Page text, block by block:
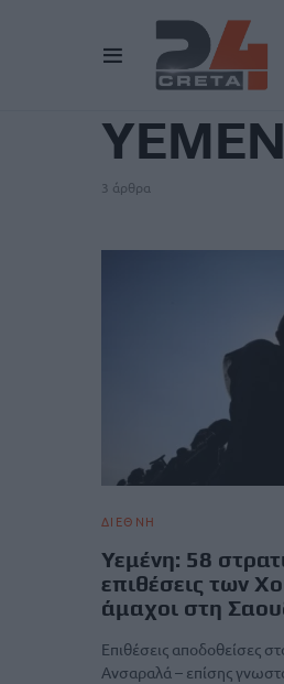
3 άρθρα
ΔΙΕΘΝΗ
Υεμένη: 58
επιθέσεις των
άμαχοι στη
Επιθέσεις αποδοθείσες
Ανσαραλά – επίσης